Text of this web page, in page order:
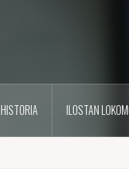
HISTORIA ILOSTAN